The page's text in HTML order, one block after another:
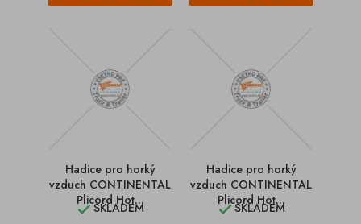
Hadice pro horký
vzduch CONTINENTAL
Plicord Hot...
SKLADEM
Hadice pro horký
vzduch CONTINENTAL
Plicord Hot...
SKLADEM